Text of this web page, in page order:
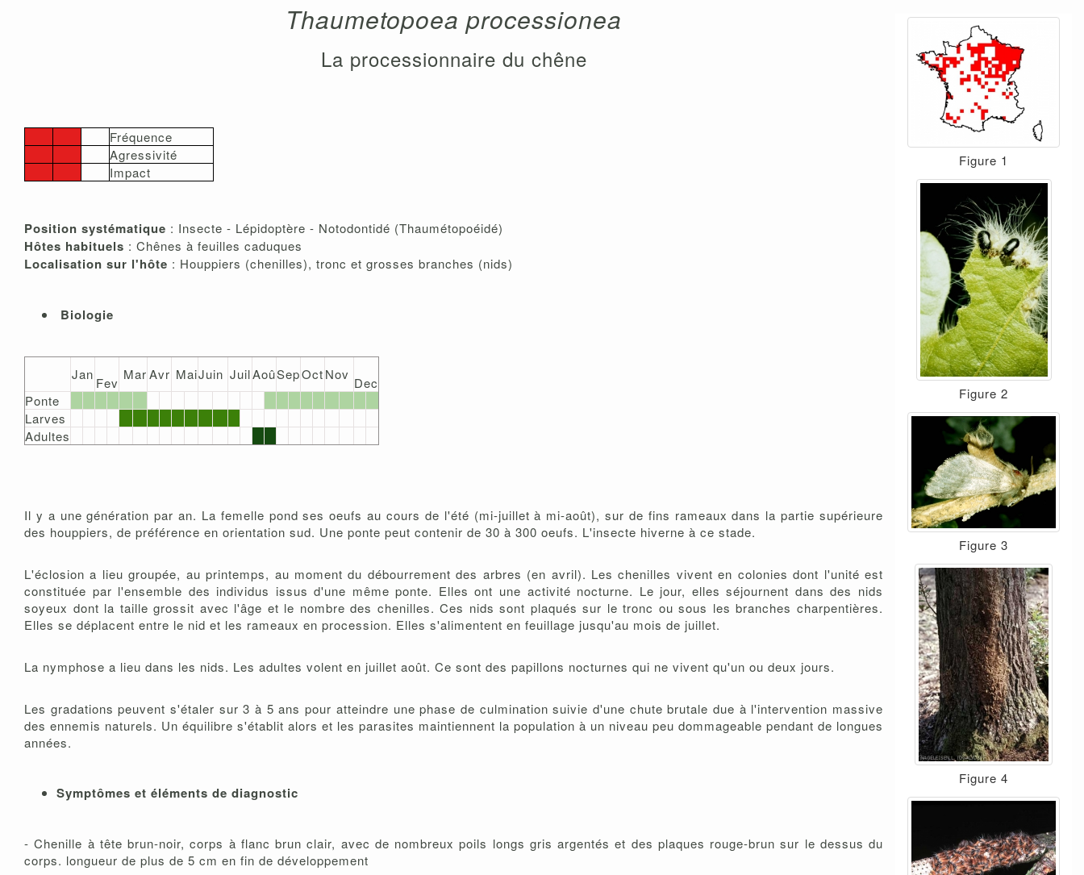
Thaumetopoea processionea
La processionnaire du chêne
Fréquence
Agressivité
Impact
Position systématique : Insecte - Lépidoptère - Notodontidé (Thaumétopoéidé)
Hôtes habituels : Chênes à feuilles caduques
Localisation sur l'hôte : Houppiers (chenilles), tronc et grosses branches (nids)
Biologie
Jan
Fev
MarAvr MaiJuin JuilAoûSepOctNov
Dec
Ponte
Larves
Adultes
Il y a une génération par an. La femelle pond ses oeufs au cours de l'été (mi-juillet à mi-août), sur de fins rameaux dans la partie supérieure
des houppiers, de préférence en orientation sud. Une ponte peut contenir de 30 à 300 oeufs. L'insecte hiverne à ce stade.
L'éclosion a lieu groupée, au printemps, au moment du débourrement des arbres (en avril). Les chenilles vivent en colonies dont l'unité est
constituée par l'ensemble des individus issus d'une même ponte. Elles ont une activité nocturne. Le jour, elles séjournent dans des nids
soyeux dont la taille grossit avec l'âge et le nombre des chenilles. Ces nids sont plaqués sur le tronc ou sous les branches charpentières.
Elles se déplacent entre le nid et les rameaux en procession. Elles s'alimentent en feuillage jusqu'au mois de juillet.
La nymphose a lieu dans les nids. Les adultes volent en juillet août. Ce sont des papillons nocturnes qui ne vivent qu'un ou deux jours.
Les gradations peuvent s'étaler sur 3 à 5 ans pour atteindre une phase de culmination suivie d'une chute brutale due à l'intervention massive
des ennemis naturels. Un équilibre s'établit alors et les parasites maintiennent la population à un niveau peu dommageable pendant de longues
années.
Symptômes et éléments de diagnostic
- Chenille à tête brun-noir, corps à flanc brun clair, avec de nombreux poils longs gris argentés et des plaques rouge-brun sur le dessus du
corps. longueur de plus de 5 cm en fin de développement
Figure 1
Figure 2
Figure 3
Figure 4